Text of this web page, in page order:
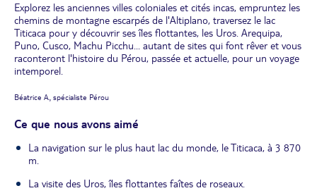
Explorez les anciennes villes coloniales et cités incas, empruntez les
chemins de montagne escarpés de l'Altiplano, traversez le lac
Titicaca pour y découvrir ses îles flottantes, les Uros. Arequipa,
Puno, Cusco, Machu Picchu... autant de sites qui font rêver et vous
raconteront l'histoire du Pérou, passée et actuelle, pour un voyage
intemporel.
Béatrice A., spécialiste Pérou
Ce que nous avons aimé
La navigation sur le plus haut lac du monde, le Titicaca, à 3 870
m.
La visite des Uros, îles flottantes faîtes de roseaux.